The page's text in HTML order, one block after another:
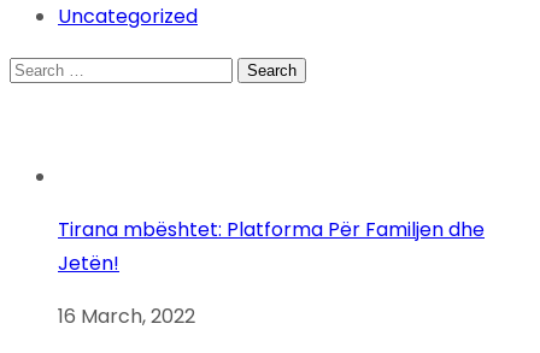
Uncategorized
Search
Tirana mbështet: Platforma Për Familjen dhe
Jetën!
16 March, 2022